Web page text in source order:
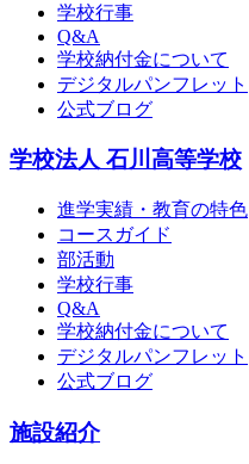
学校行事
Q&A
学校納付金について
デジタルパンフレット
公式ブログ
学校法人 石川高等学校
進学実績・教育の特色
コースガイド
部活動
学校行事
Q&A
学校納付金について
デジタルパンフレット
公式ブログ
施設紹介